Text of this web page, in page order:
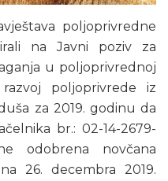
poljoprivredne
na Javni poziv za
u poljoprivrednoj
poljoprivrede iz
za 2019. godinu da
br.: 02-14-2679-
odobrena novčana
26. decembra 2019.